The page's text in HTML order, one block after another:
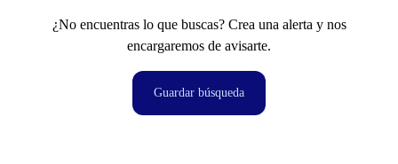
¿No encuentras lo que buscas? Crea una alerta y nos
encargaremos de avisarte.
Guardar búsqueda